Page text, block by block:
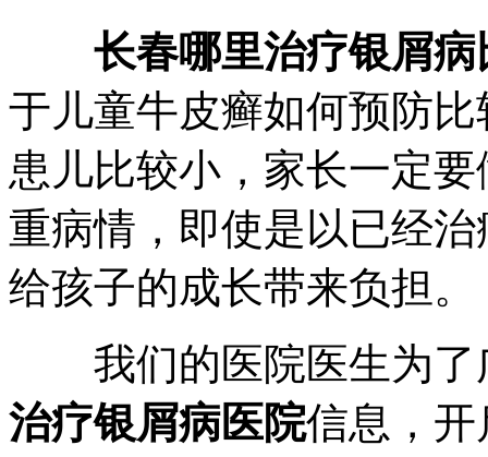
长春哪里治疗银屑
于儿童牛皮癣如何预防
患儿比较小，家长一定
重病情，即使是以已经
给孩子的成长带来负担。
我们的医院医生为了
治疗银屑病医院信息，